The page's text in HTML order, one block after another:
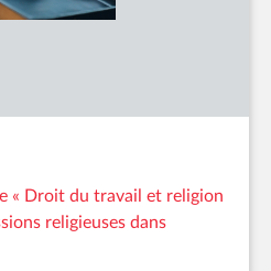
« Droit du travail et religion
religieuses dans